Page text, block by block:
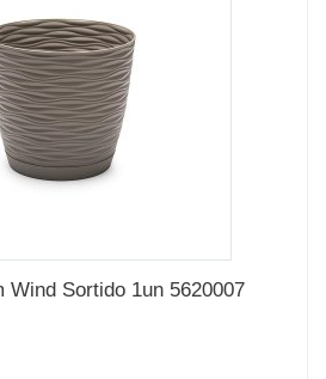
Wind Sortido 1un 5620007